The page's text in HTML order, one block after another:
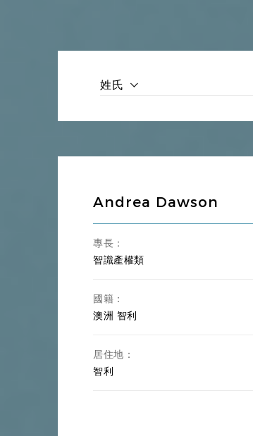
【其他】
反壟斷法、競爭法
姓氏
Andrea Dawson
專長：
智識產權類
國籍：
澳洲 智利
居住地：
智利